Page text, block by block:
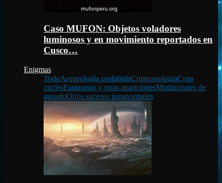
Caso MUFON: Objetos voladores
luminosos y en movimiento reportados en
Cusco…
Enigmas
TodoArqueología prohibidaCriptozoologíaCrop
circlesFantasmas y otras aparicionesMutilaciones de
ganadoOtros sucesos paranormales